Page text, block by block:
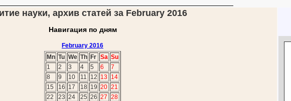
науки, архив статей за February 2016
Навигация по дням
February 2016
Mn Tu We Th Fr Sa Su
1
2 3 4 5 6
7
8
9 10 11 12 13
14
15
16 17 18 19 20 21
22
23 24 25 26 27 28